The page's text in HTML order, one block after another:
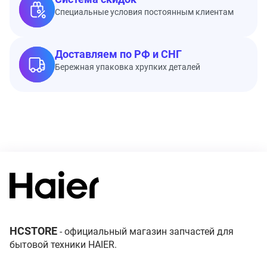
Специальные условия постоянным клиентам
Доставляем по РФ и СНГ
Бережная упаковка хрупких деталей
HCSTORE - официальный магазин запчастей для
бытовой техники HAIER.